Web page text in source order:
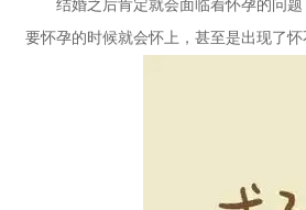
结婚之后肯定就会面临着怀孕的问题
要怀孕的时候就会怀上，甚至是出现了